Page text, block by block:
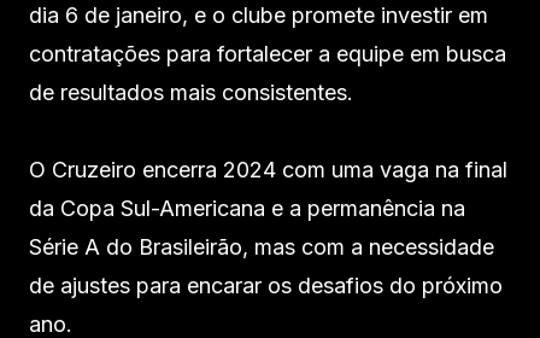
dia 6 de janeiro, e o clube promete investir em
contratações para fortalecer a equipe em busca
de resultados mais consistentes.
O Cruzeiro encerra 2024 com uma vaga na final
da Copa Sul-Americana e a permanência na
Série A do Brasileirão, mas com a necessidade
de ajustes para encarar os desafios do próximo
ano.